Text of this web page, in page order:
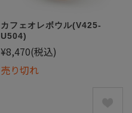
カフェオレボウル(V425-
U504)
¥8,470(税込)
売り切れ